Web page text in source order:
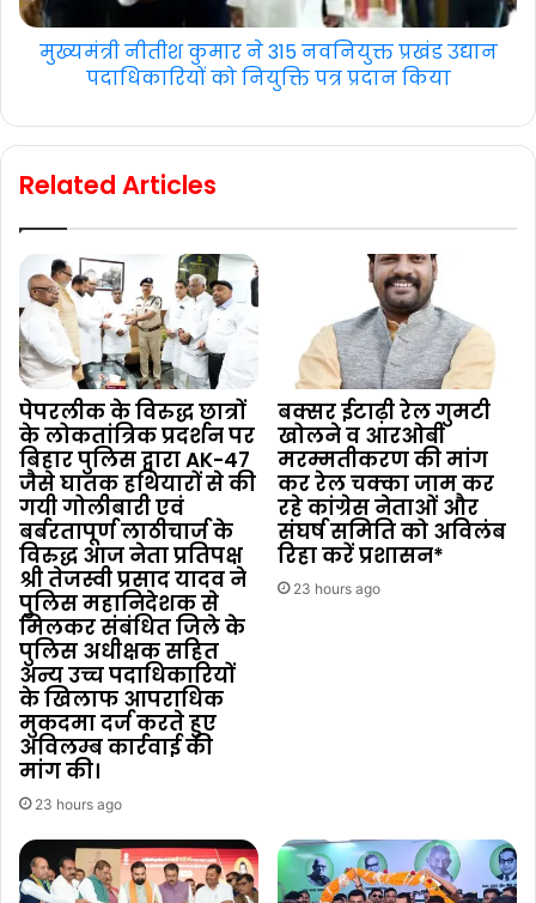
मुख्यमंत्री नीतीश कुमार ने 315 नवनियुक्त प्रखंड उद्यान
पदाधिकारियों को नियुक्ति पत्र प्रदान किया
Related Articles
पेपरलीक के विरुद्ध छात्रों
के लोकतांत्रिक प्रदर्शन पर
बिहार पुलिस द्वारा AK-47
जैसे घातक हथियारों से की
गयी गोलीबारी एवं
बर्बरतापूर्ण लाठीचार्ज के
विरुद्ध आज नेता प्रतिपक्ष
श्री तेजस्वी प्रसाद यादव ने
पुलिस महानिदेशक से
मिलकर संबंधित जिले के
पुलिस अधीक्षक सहित
अन्य उच्च पदाधिकारियों
के खिलाफ आपराधिक
मुकदमा दर्ज करते हुए
अविलम्ब कार्रवाई की
मांग की।
23 hours ago
बक्सर ईटाढ़ी रेल गुमटी
खोलने व आरओबी
मरम्मतीकरण की मांग
कर रेल चक्का जाम कर
रहे कांग्रेस नेताओं और
संघर्ष समिति को अविलंब
रिहा करें प्रशासन*
23 hours ago